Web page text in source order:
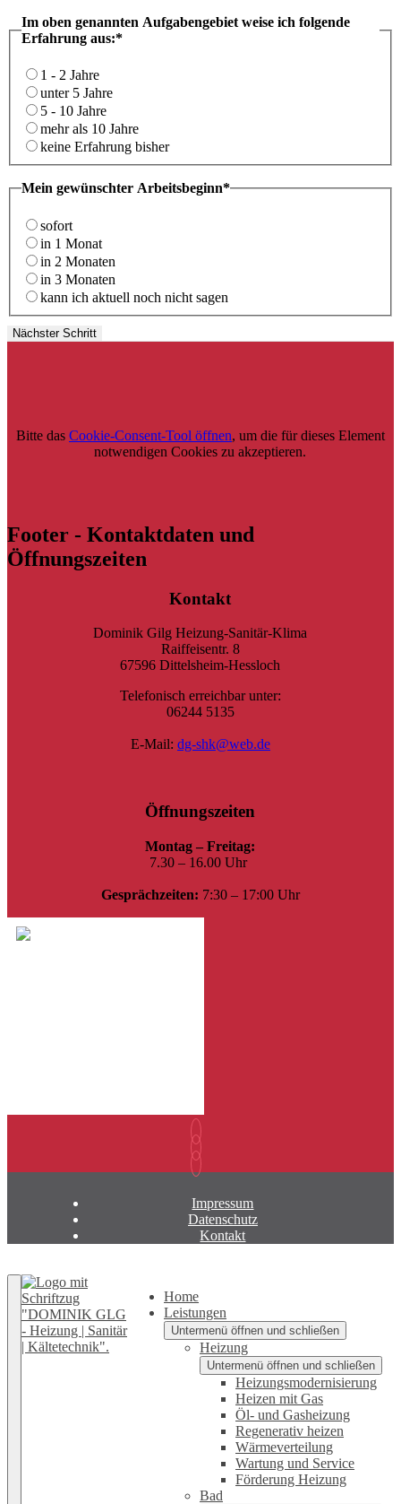
Im oben genannten Aufgabengebiet weise ich folgende
Erfahrung aus:*
1 - 2 Jahre
unter 5 Jahre
5 - 10 Jahre
mehr als 10 Jahre
keine Erfahrung bisher
Mein gewünschter Arbeitsbeginn*
sofort
in 1 Monat
in 2 Monaten
in 3 Monaten
kann ich aktuell noch nicht sagen
Nächster Schritt
Bitte das Cookie-Consent-Tool öffnen, um die für dieses Element
notwendigen Cookies zu akzeptieren.
Footer - Kontaktdaten und
Öffnungszeiten
Kontakt
Dominik Gilg Heizung-Sanitär-Klima
Raiffeisentr. 8
67596 Dittelsheim-Hessloch
Telefonisch erreichbar unter:
06244 5135
E-Mail: dg-shk@web.de
Öffnungszeiten
Montag – Freitag:
7.30 – 16.00 Uhr
Gesprächzeiten: 7:30 – 17:00 Uhr
Impressum
Datenschutz
Kontakt
Home
Leistungen
Untermenü öffnen und schließen
Heizung
Untermenü öffnen und schließen
Heizungsmodernisierung
Heizen mit Gas
Öl- und Gasheizung
Regenerativ heizen
Wärmeverteilung
Wartung und Service
Förderung Heizung
Bad